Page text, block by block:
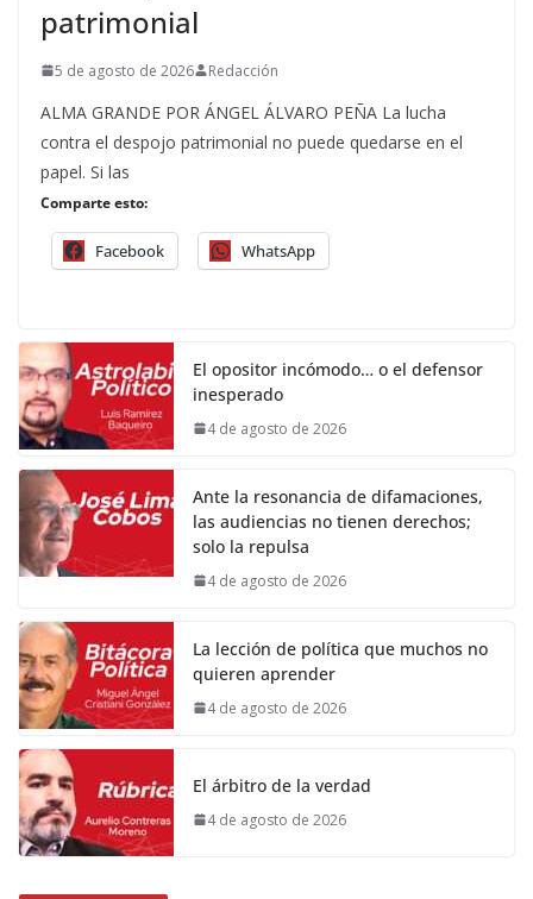
patrimonial
5 de agosto de 2026 Redacción
ALMA GRANDE POR ÁNGEL ÁLVARO PEÑA La lucha
contra el despojo patrimonial no puede quedarse en el
papel. Si las
Comparte esto:
Facebook WhatsApp
El opositor incómodo… o el defensor
inesperado
4 de agosto de 2026
Ante la resonancia de difamaciones,
las audiencias no tienen derechos;
solo la repulsa
4 de agosto de 2026
La lección de política que muchos no
quieren aprender
4 de agosto de 2026
El árbitro de la verdad
4 de agosto de 2026